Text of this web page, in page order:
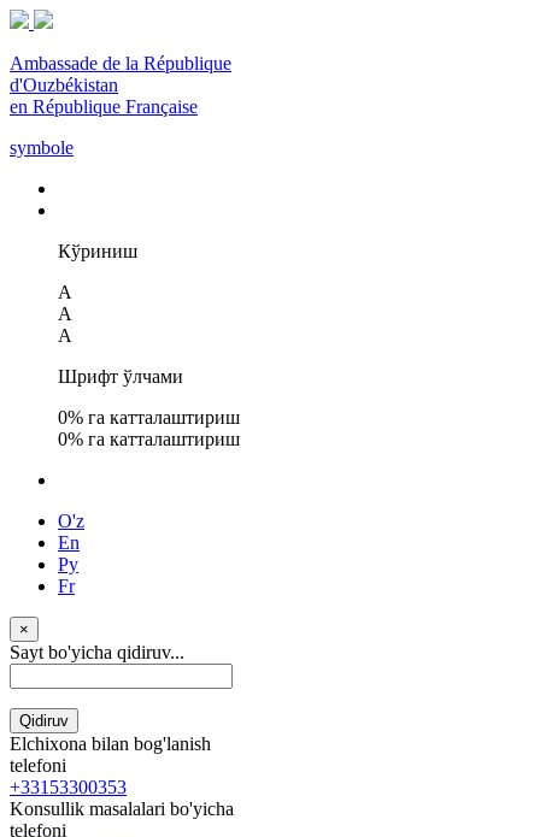
Ambassade de la République
d'Ouzbékistan
en République Française
symbole
Кўриниш
A
A
A
Шрифт ўлчами
0% га катталаштириш
0% га катталаштириш
O'z
En
Ру
Fr
×
Sayt bo'yicha qidiruv...
Qidiruv
Elchixona bilan bog'lanish
telefoni
+33153300353
Konsullik masalalari bo'yicha
telefoni